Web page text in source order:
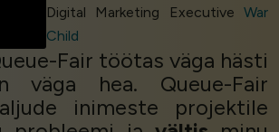
Digital Marketing Executive War
Child
Fair töötas väga hästi
hea. Queue-Fair
inimeste projektile